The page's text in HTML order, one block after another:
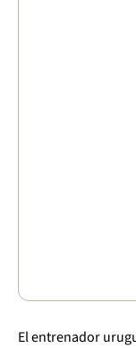
El entrenador